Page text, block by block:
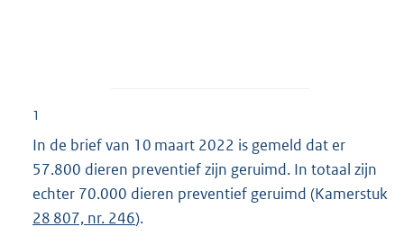
1
In de brief van 10 maart 2022 is gemeld dat er
57.800 dieren preventief zijn geruimd. In totaal zijn
echter 70.000 dieren preventief geruimd (Kamerstuk
28 807, nr. 246).